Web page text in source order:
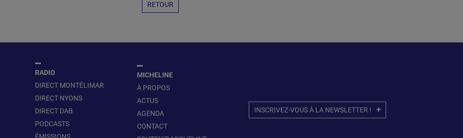
RETOUR
RADIO
DIRECT MONTÉLIMAR
DIRECT NYONS
DIRECT DAB
PODCASTS
MICHELINE
À PROPOS
ACTUS
AGENDA
CONTACT
INSCRIVEZ-VOUS À LA NEWSLETTER !